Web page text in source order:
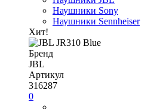
Наушники Sony
Наушники Sennheiser
Хит!
Бренд
JBL
Артикул
316287
0